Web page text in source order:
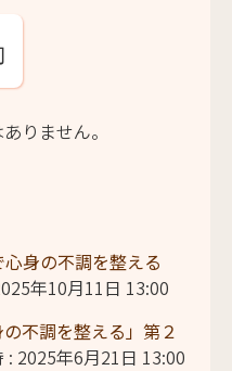
りません。
身の不調を整える
年10月11日 13:00
不調を整える」第２
: 2025年6月21日 13:00